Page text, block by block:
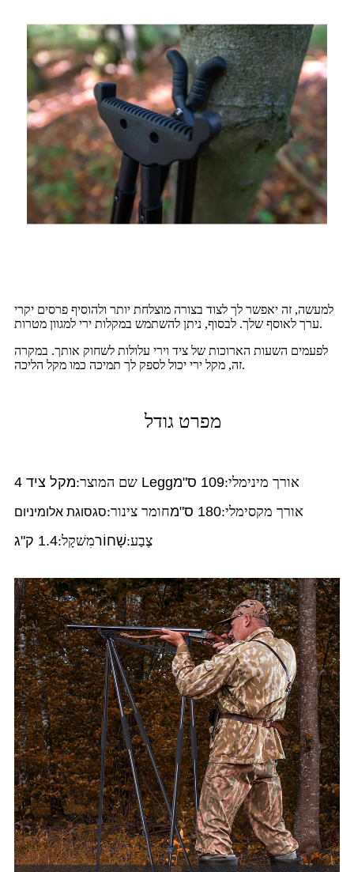
למעשה, זה יאפשר לך לצוד בצורה מוצלחת יותר ולהוסיף פרסים יקרי
ערך לאוסף שלך. לבסוף, ניתן להשתמש במקלות ירי למגוון מטרות.
לפעמים השעות הארוכות של ציד וירי עלולות לשחוק אותך. במקרה
זה, מקל ירי יכול לספק לך תמיכה כמו מקל הליכה.
מפרט גודל
שם המוצר: מקל ציד 4 Legg אורך מינימלי:109 ס"מ
אורך מקסימלי:180 ס"מ חומר צינור:סגסוגת אלומיניום
צֶבַע:שָׁחוֹרמִשׁקָל:1.4 ק"ג